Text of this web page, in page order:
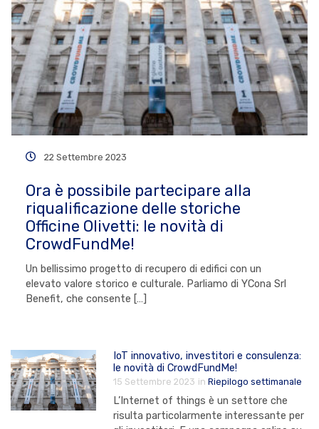
22 Settembre 2023
Ora è possibile partecipare alla
riqualificazione delle storiche
Officine Olivetti: le novità di
CrowdFundMe!
Un bellissimo progetto di recupero di edifici con un
elevato valore storico e culturale. Parliamo di YCona Srl
Benefit, che consente […]
IoT innovativo, investitori e consulenza:
le novità di CrowdFundMe!
15 Settembre 2023 in Riepilogo settimanale
L’Internet of things è un settore che
risulta particolarmente interessante per